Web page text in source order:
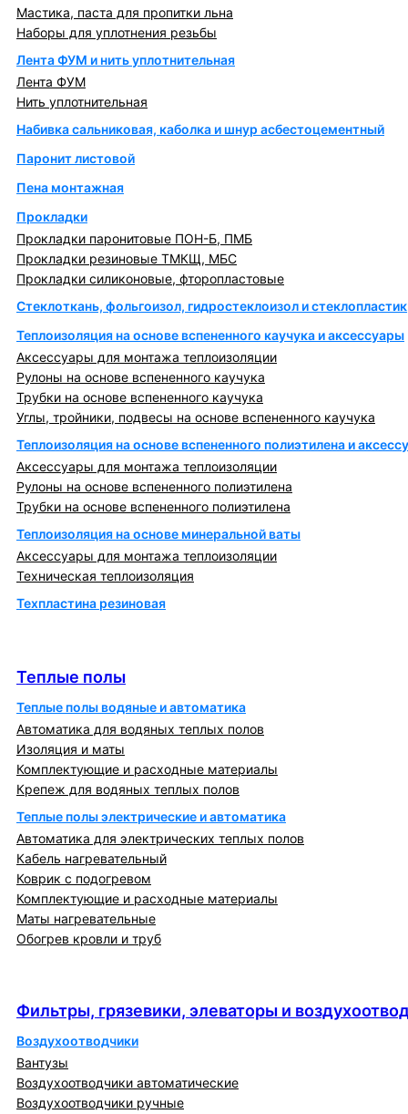
Мастика, паста для пропитки льна
Наборы для уплотнения резьбы
Лента ФУМ и нить уплотнительная
Лента ФУМ
Нить уплотнительная
Набивка сальниковая, каболка и шнур асбестоцементный
Паронит листовой
Пена монтажная
Прокладки
Прокладки паронитовые ПОН-Б, ПМБ
Прокладки резиновые ТМКЩ, МБС
Прокладки силиконовые, фторопластовые
Стеклоткань, фольгоизол, гидростеклоизол и стеклопластик
Теплоизоляция на основе вспененного каучука и аксессуары
Аксессуары для монтажа теплоизоляции
Рулоны на основе вспененного каучука
Трубки на основе вспененного каучука
Углы, тройники, подвесы на основе вспененного каучука
Теплоизоляция на основе вспененного полиэтилена и
Аксессуары для монтажа теплоизоляции
Рулоны на основе вспененного полиэтилена
Трубки на основе вспененного полиэтилена
Теплоизоляция на основе минеральной ваты
Аксессуары для монтажа теплоизоляции
Техническая теплоизоляция
Техпластина резиновая
Теплые полы
Теплые полы водяные и автоматика
Автоматика для водяных теплых полов
Изоляция и маты
Комплектующие и расходные материалы
Крепеж для водяных теплых полов
Теплые полы электрические и автоматика
Автоматика для электрических теплых полов
Кабель нагревательный
Коврик с подогревом
Комплектующие и расходные материалы
Маты нагревательные
Обогрев кровли и труб
Фильтры, грязевики, элеваторы и
Воздухоотводчики
Вантузы
Воздухоотводчики автоматические
Воздухоотводчики ручные